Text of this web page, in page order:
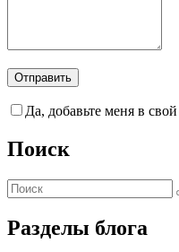
Да, добавьте меня в
Поиск
Разделы блога